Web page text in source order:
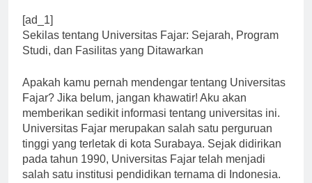
[ad_1]
Sekilas tentang Universitas Fajar: Sejarah, Program
Apakah kamu pernah mendengar tentang Universitas
Fajar? Jika belum, jangan khawatir! Aku akan
memberikan sedikit informasi tentang universitas ini.
Universitas Fajar merupakan salah satu perguruan
tinggi yang terletak di kota Surabaya. Sejak didirikan
pada tahun 1990, Universitas Fajar telah menjadi